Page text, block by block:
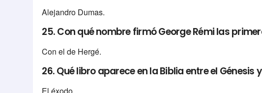
Alejandro Dumas.
25. Con qué nombre firmó George Rémi las
Con el de Hergé.
26. Qué libro aparece en la Biblia entre el Génesis